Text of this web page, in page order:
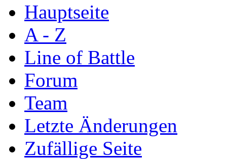
Hauptseite
A - Z
Line of Battle
Forum
Team
Letzte Änderungen
Zufällige Seite